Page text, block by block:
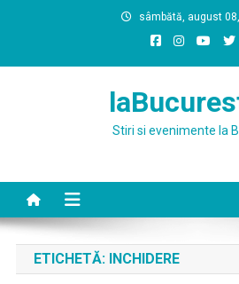
sâmbătă, august
Stiri si evenimente la
ETICHETĂ: INCHIDERE